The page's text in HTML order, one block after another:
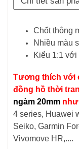
Chốt thông
Nhiều màu
Kiểu 1:1 với
Tương thích với
đồng hồ thời
ngàm 20mm
4 series, Huawei
Seiko, Garmin
Vivomove HR,....